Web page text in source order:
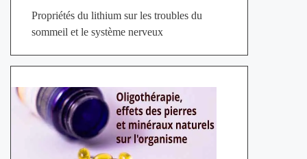
Propriétés du lithium sur les troubles du
sommeil et le système nerveux